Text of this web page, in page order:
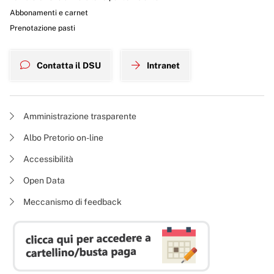
Abbonamenti e carnet
Prenotazione pasti
Contatta il DSU Intranet
Amministrazione trasparente
Albo Pretorio on-line
Accessibilità
Open Data
Meccanismo di feedback